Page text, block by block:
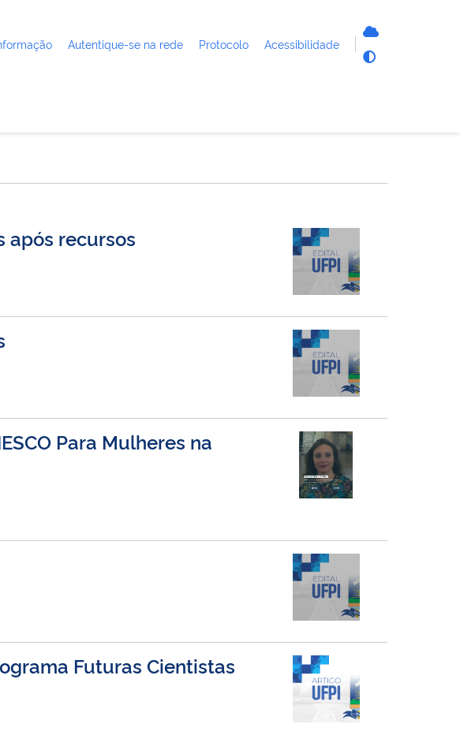
Autentique-se na rede Protocolo Acessibilidade
após recursos
Para Mulheres na
Futuras Cientistas